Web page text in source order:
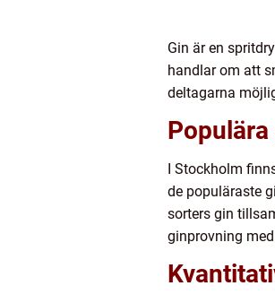
Gin är en
handlar om att
deltagarna
I Stockholm
de populäraste
sorters gin
ginprovning